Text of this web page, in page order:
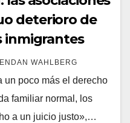
deterioro de
inmigrantes
WAHLBERG
un poco más el derecho
familiar normal, los
a un juicio justo»,…